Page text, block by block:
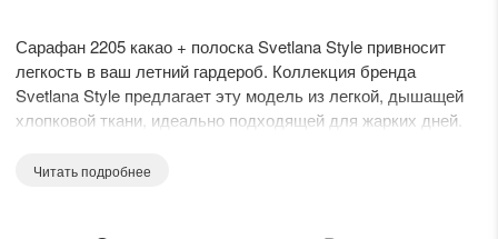
Сарафан 2205 какао + полоска Svetlana Style привносит
легкость в ваш летний гардероб. Коллекция бренда
Svetlana Style предлагает эту модель из легкой, дышащей
хлопковой ткани, идеально подходящей для жарких дней.
а V-образная горловина подчеркивает изящные линии шеи и
Читать подробнее